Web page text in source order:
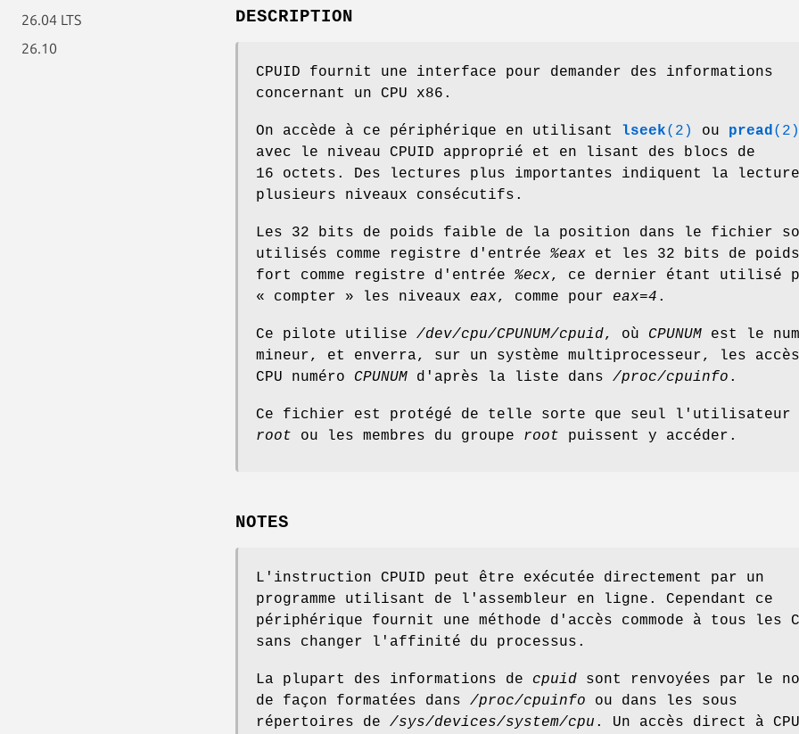
26.04 LTS
26.10
DESCRIPTION
CPUID fournit une interface pour demander des informations
concernant un CPU x86.
On accède à ce périphérique en utilisant lseek(2) ou pread(2)
avec le niveau CPUID approprié et en lisant des blocs de
16 octets. Des lectures plus importantes indiquent la
plusieurs niveaux consécutifs.
Les 32 bits de poids faible de la position dans le fichier
utilisés comme registre d'entrée %eax et les 32 bits de poids
fort comme registre d'entrée %ecx, ce dernier étant utilisé
« compter » les niveaux eax, comme pour eax=4 .
Ce pilote utilise /dev/cpu/CPUNUM/cpuid, où CPUNUM est le
mineur, et enverra, sur un système multiprocesseur, les
CPU numéro CPUNUM d'après la liste dans /proc/cpuinfo .
Ce fichier est protégé de telle sorte que seul l'utilisateur
root ou les membres du groupe root puissent y accéder.
NOTES
L'instruction CPUID peut être exécutée directement par un
programme utilisant de l'assembleur en ligne. Cependant ce
périphérique fournit une méthode d'accès commode à tous les
sans changer l'affinité du processus.
La plupart des informations de cpuid sont renvoyées par le
de façon formatées dans /proc/cpuinfo ou dans les sous
répertoires de /sys/devices/system/cpu . Un accès direct à